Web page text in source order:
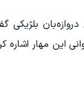
این مهار اشاره